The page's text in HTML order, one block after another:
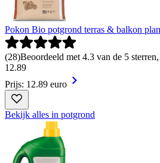
Pokon Bio potgrond terras & balkon
(28)Beoordeeld met 4.3 van de 5
12.89
Prijs: 12.89 euro
Bekijk alles in potgrond